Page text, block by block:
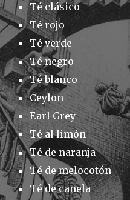
Té clásico
Té rojo
Té verde
Té negro
Té blanco
Ceylon
Earl Grey
Té al limón
Té de naranja
Té de melocotón
Té de canela